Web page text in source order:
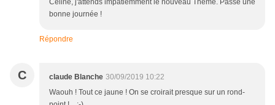
Céline, j'attends impatiemment le nouveau Thème. Passe une
bonne journée !
Répondre
C claude Blanche 30/09/2019 10:22
Waouh ! Tout ce jaune ! On se croirait presque sur un rond-